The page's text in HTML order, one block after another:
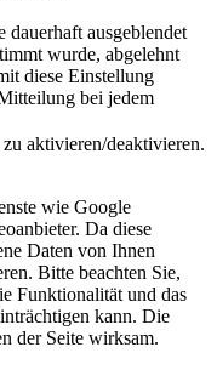
ausgeblendet
wurde, abgelehnt
diese Einstellung
bei jedem
aktivieren/deaktivieren.
wie Google
Da diese
Daten von Ihnen
Bitte beachten Sie,
Funktionalität und das
kann. Die
der Seite wirksam.